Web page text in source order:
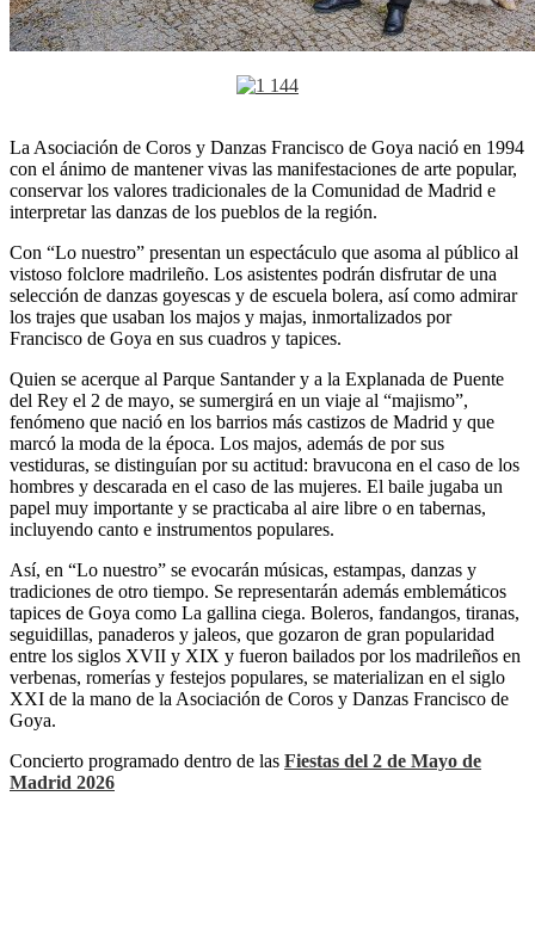
La Asociación de Coros y Danzas Francisco de Goya nació en 1994
con el ánimo de mantener vivas las manifestaciones de arte popular,
conservar los valores tradicionales de la Comunidad de Madrid e
interpretar las danzas de los pueblos de la región.
Con “Lo nuestro” presentan un espectáculo que asoma al público al
vistoso folclore madrileño. Los asistentes podrán disfrutar de una
selección de danzas goyescas y de escuela bolera, así como admirar
los trajes que usaban los majos y majas, inmortalizados por
Francisco de Goya en sus cuadros y tapices.
Quien se acerque al Parque Santander y a la Explanada de Puente
del Rey el 2 de mayo, se sumergirá en un viaje al “majismo”,
fenómeno que nació en los barrios más castizos de Madrid y que
marcó la moda de la época. Los majos, además de por sus
vestiduras, se distinguían por su actitud: bravucona en el caso de los
hombres y descarada en el caso de las mujeres. El baile jugaba un
papel muy importante y se practicaba al aire libre o en tabernas,
incluyendo canto e instrumentos populares.
Así, en “Lo nuestro” se evocarán músicas, estampas, danzas y
tradiciones de otro tiempo. Se representarán además emblemáticos
tapices de Goya como La gallina ciega. Boleros, fandangos, tiranas,
seguidillas, panaderos y jaleos, que gozaron de gran popularidad
entre los siglos XVII y XIX y fueron bailados por los madrileños en
verbenas, romerías y festejos populares, se materializan en el siglo
XXI de la mano de la Asociación de Coros y Danzas Francisco de
Goya.
Concierto programado dentro de las Fiestas del 2 de Mayo de
Madrid 2026